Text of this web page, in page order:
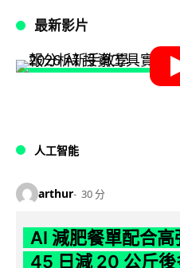
最新影片
人工智能
arthur 30 分
AI 減肥餐單配合
45 日減 20 公斤